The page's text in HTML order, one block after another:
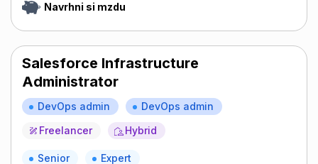
Navrhni si mzdu
Salesforce Infrastructure
Administrator
DevOps admin
DevOps admin
Freelancer
Hybrid
Senior Expert